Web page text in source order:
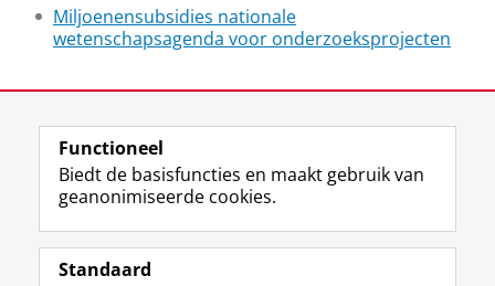
Miljoenensubsidies nationale
wetenschapsagenda voor onderzoeksprojecten
View this page in:English
Volg de RUG
F
a
L
i
R
S
I
n
Y
o
Functioneel
Biedt de basisfuncties en maakt gebruik van
geanonimiseerde cookies.
Standaard